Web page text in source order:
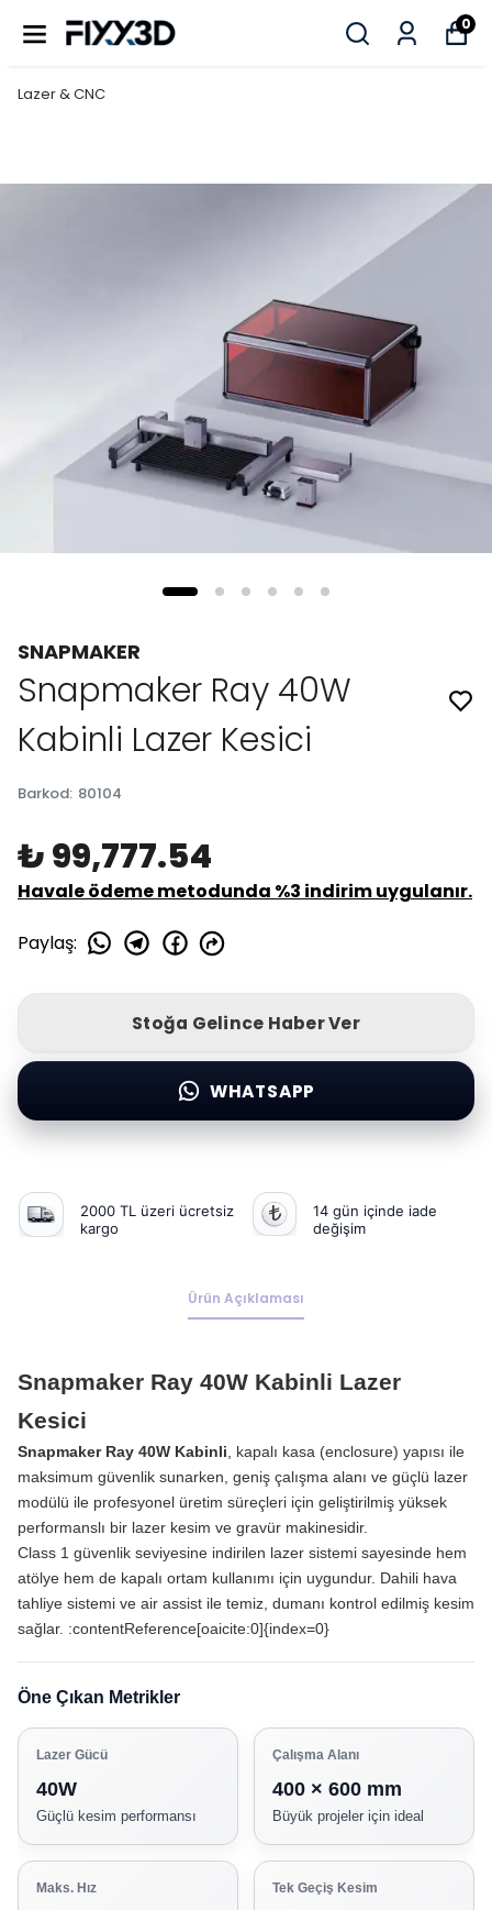
0
Lazer & CNC
SNAPMAKER
Snapmaker Ray 40W
Kabinli Lazer Kesici
Barkod: 80104
₺ 99,777.54
Havale ödeme metodunda %3 indirim uygulanır.
Paylaş:
Stoğa Gelince Haber Ver
WHATSAPP
2000 TL üzeri ücretsiz
kargo
14 gün içinde iade
değişim
Ürün Açıklaması
Snapmaker Ray 40W Kabinli Lazer
Kesici
Snapmaker Ray 40W Kabinli , kapalı kasa (enclosure) yapısı ile
maksimum güvenlik sunarken, geniş çalışma alanı ve güçlü lazer
modülü ile profesyonel üretim süreçleri için geliştirilmiş yüksek
performanslı bir lazer kesim ve gravür makinesidir.
Class 1 güvenlik seviyesine indirilen lazer sistemi sayesinde hem
atölye hem de kapalı ortam kullanımı için uygundur. Dahili hava
tahliye sistemi ve air assist ile temiz, dumanı kontrol edilmiş kesim
sağlar. :contentReference[oaicite:0]{index=0}
Öne Çıkan Metrikler
Lazer Gücü
40W
Güçlü kesim performansı
Çalışma Alanı
400 × 600 mm
Büyük projeler için ideal
Maks. Hız Tek Geçiş Kesim